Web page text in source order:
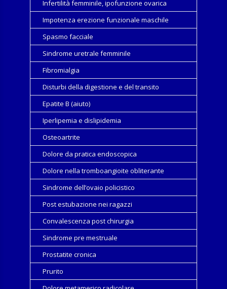
Infertilità femminile, ipofunzione ovarica
Impotenza erezione funzionale maschile
Spasmo facciale
Sindrome uretrale femminile
Fibromialgia
Disturbi della digestione e del transito
Epatite B (aiuto)
Iperlipemia e dislipidemia
Osteoartrite
Dolore da pratica endoscopica
Dolore nella tromboangioite obliterante
Sindrome dell’ovaio policistico
Post estubazione nei ragazzi
Convalescenza post chirurgia
Sindrome pre mestruale
Prostatite cronica
Prurito